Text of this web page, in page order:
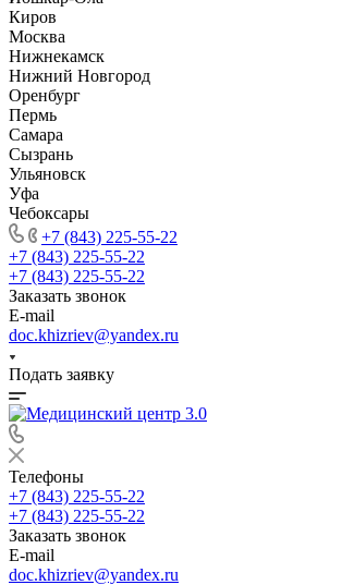
Киров
Москва
Нижнекамск
Нижний Новгород
Оренбург
Пермь
Самара
Сызрань
Ульяновск
Уфа
Чебоксары
+7 (843) 225-55-22
+7 (843) 225-55-22
+7 (843) 225-55-22
Заказать звонок
E-mail
doc.khizriev@yandex.ru
Подать заявку
Телефоны
+7 (843) 225-55-22
+7 (843) 225-55-22
Заказать звонок
E-mail
doc.khizriev@yandex.ru